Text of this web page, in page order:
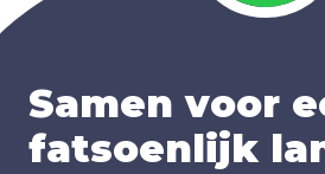
Samen voor
fatsoenlijk